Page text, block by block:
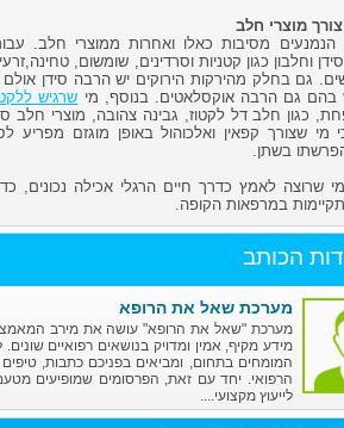
מוצרי חלב
הנמנעים מסיבות כאלו ואחרות ממוצרי חלב.
וחלבון כגון קטניות וסרדינים, שומשום,
גם בחלק מהירקות הירוקים יש הרבה סידן
בהם גם הרבה אוקסלאטים. בנוסף, מי שרגיש
כגון חלב דל לקטוז, גבינה צהובה, מוצרי חלב
מי שצורך קפאין ואלכוהול באופן מוגזם מפריע
בשתן.
שרוצה לאמץ כדרך חיים הרגלי אכילה נכונים,
במרפאות הקופה.
הכותב
מערכת שאל את הרופא
מערכת "שאל את הרופא" עושה את מירב
מידע מקיף, אמין ומדויק בנושאים רפואיים
המומחים בתחום, ומביאים בפניכם כתבות,
הרפואי. יחד עם זאת, הפרסומים שמופיעים
לייעוץ מקצועי....